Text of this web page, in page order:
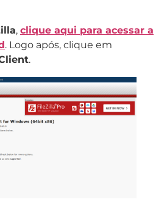
, clique aqui para acessar a
. Logo após, clique em
.